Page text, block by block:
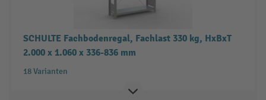
SCHULTE Fachbodenregal, Fachlast 330 kg, HxBxT
2.000 x 1.060 x 336-836 mm
18 Varianten